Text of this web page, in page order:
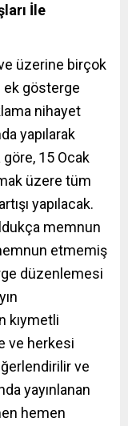
İle
üzerine birçok
ek gösterge
nihayet
yapılarak
göre, 15 Ocak
üzere tüm
yapılacak.
memnun
etmemiş
düzenlemesi
kıymetli
ve herkesi
ve
yayınlanan
hemen